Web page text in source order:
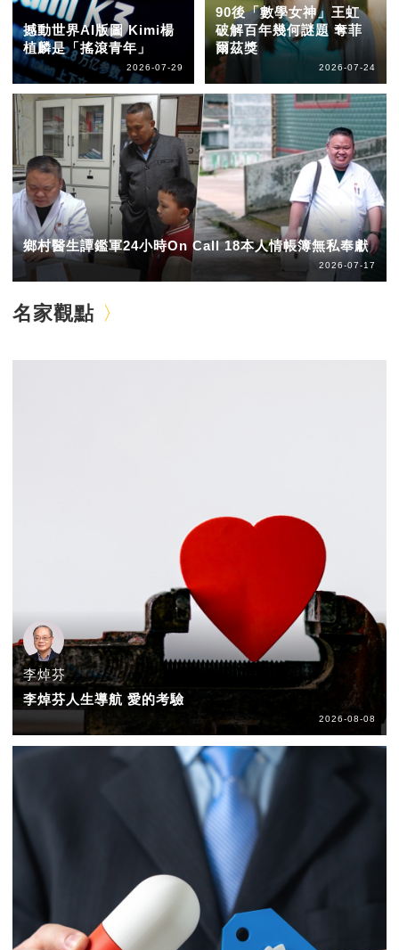
撼動世界AI版圖 Kimi楊
植麟是「搖滾青年」
2026-07-29
90後「數學女神」王虹
破解百年幾何謎題 奪菲
爾茲獎
2026-07-24
鄉村醫生譚鑑軍24小時On Call 18本人情帳簿無私奉獻
2026-07-17
名家觀點
李焯芬
李焯芬人生導航 愛的考驗
2026-08-08